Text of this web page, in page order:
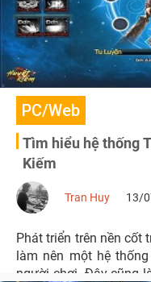
PC/Web
Tìm hiểu hệ thống
Kiếm
Tran Huy 13/
Phát triển trên nền cốt
làm nên một hệ
người chơi. Đây cũng